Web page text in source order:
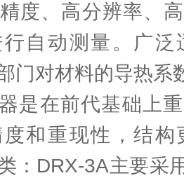
度、高分辨率、
自动测量。广泛
门对材料的导热系
在前代基础上重
和重现性，结
：DRX-3A主要采